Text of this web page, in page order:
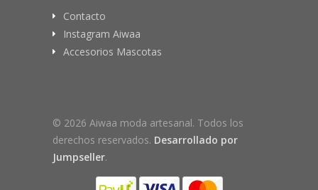
Contacto
Instagram Aiwaa
Accesorios Mascotas
© 2026 Aiwaa moda artesanal. Todos los
derechos reservados. Desarrollado por
Jumpseller.